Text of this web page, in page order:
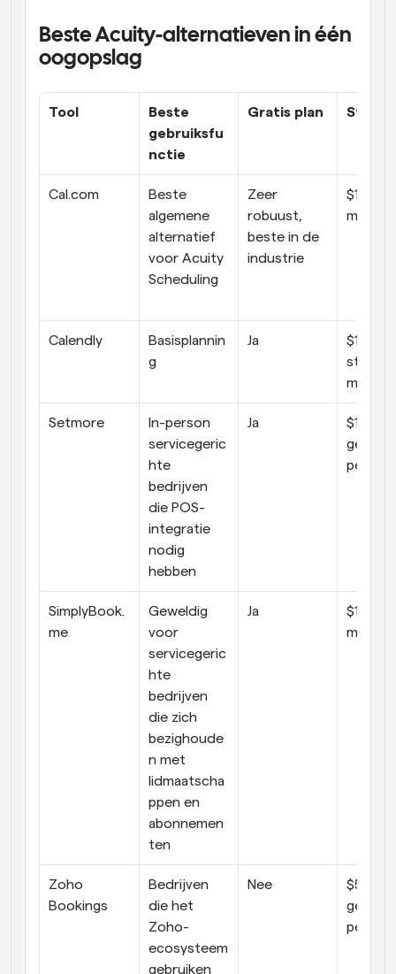
Beste Acuity-alternatieven in één
oogopslag
Tool
Beste
gebruiksfu
nctie
Gratis plan
Cal.com
Beste
algemene
alternatief
voor Acuity
Scheduling
Zeer
robuust,
beste in de
industrie
$15 per
maand
Calendly
Basisplannin
g
Ja
$10 per
stoel,
maand
Setmore
In-person
servicegeric
hte
bedrijven
die POS-
integratie
nodig
hebben
Ja
$12 per
per
SimplyBook.
me
Geweldig
voor
servicegeric
hte
bedrijven
die zich
bezighoude
n met
lidmaatscha
ppen en
abonnemen
ten
Ja
$13 per
maand
Zoho
Bookings
Bedrijven
die het
Zoho-
ecosysteem
gebruiken
Nee
$5 per
per